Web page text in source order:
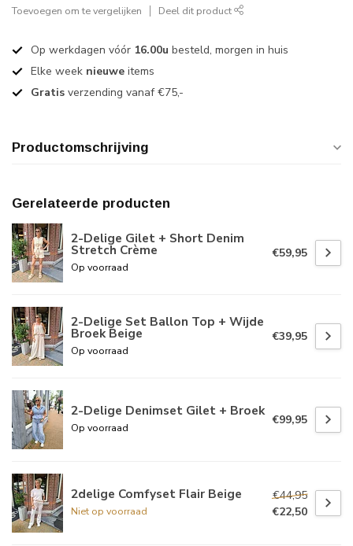
Toevoegen om te vergelijken Deel dit product
Op werkdagen vóór 16.00u besteld, morgen in huis
Elke week nieuwe items
Gratis verzending vanaf €75,-
Productomschrijving
Gerelateerde producten
2-Delige Gilet + Short Denim
Stretch Crème
Op voorraad
€59,95
2-Delige Set Ballon Top + Wijde
Broek Beige
Op voorraad
€39,95
2-Delige Denimset Gilet + Broek
Op voorraad
€99,95
2delige Comfyset Flair Beige
Niet op voorraad
€44,95
€22,50